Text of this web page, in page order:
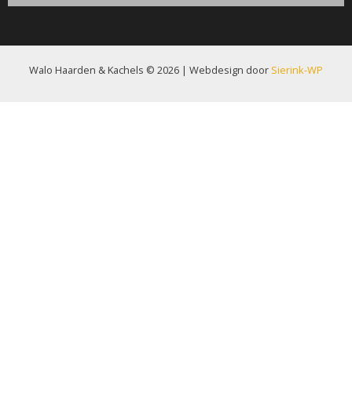
Walo Haarden & Kachels © 2026 | Webdesign door Sierink-WP